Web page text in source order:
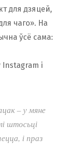
для дзяцей,
чаго». На
ўсё сама:
і
– у мяне
штосьці
і праз